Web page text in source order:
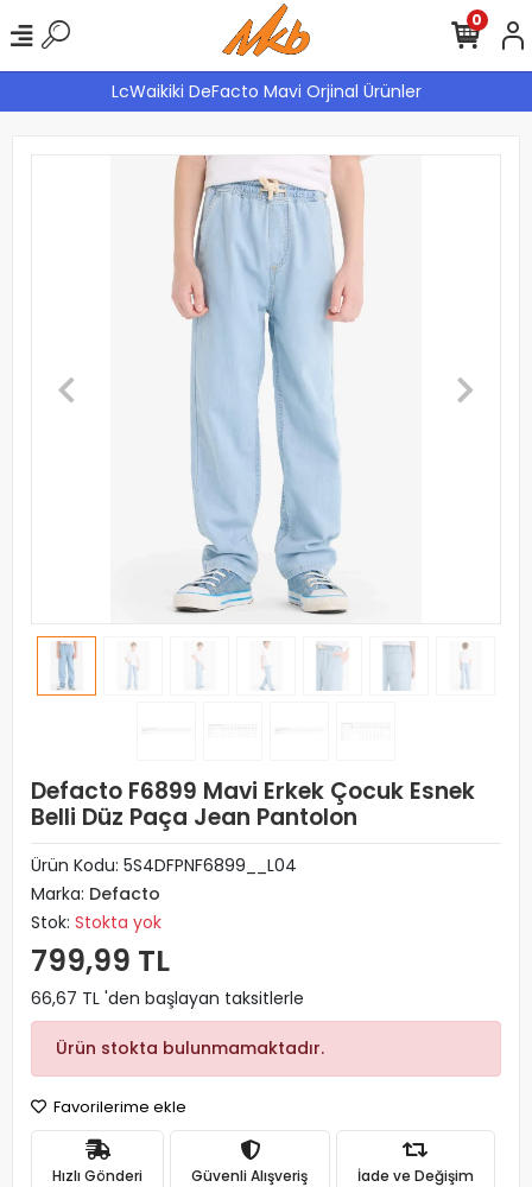
LcWaikiki DeFacto Mavi Orjinal Ürünler
0
Defacto F6899 Mavi Erkek Çocuk Esnek
Belli Düz Paça Jean Pantolon
Ürün Kodu: 5S4DFPNF6899__L04
Marka: Defacto
Stok: Stokta yok
799,99 TL
66,67 TL 'den başlayan taksitlerle
Ürün stokta bulunmamaktadır.
Favorilerime ekle
Hızlı Gönderi Güvenli Alışveriş İade ve Değişim